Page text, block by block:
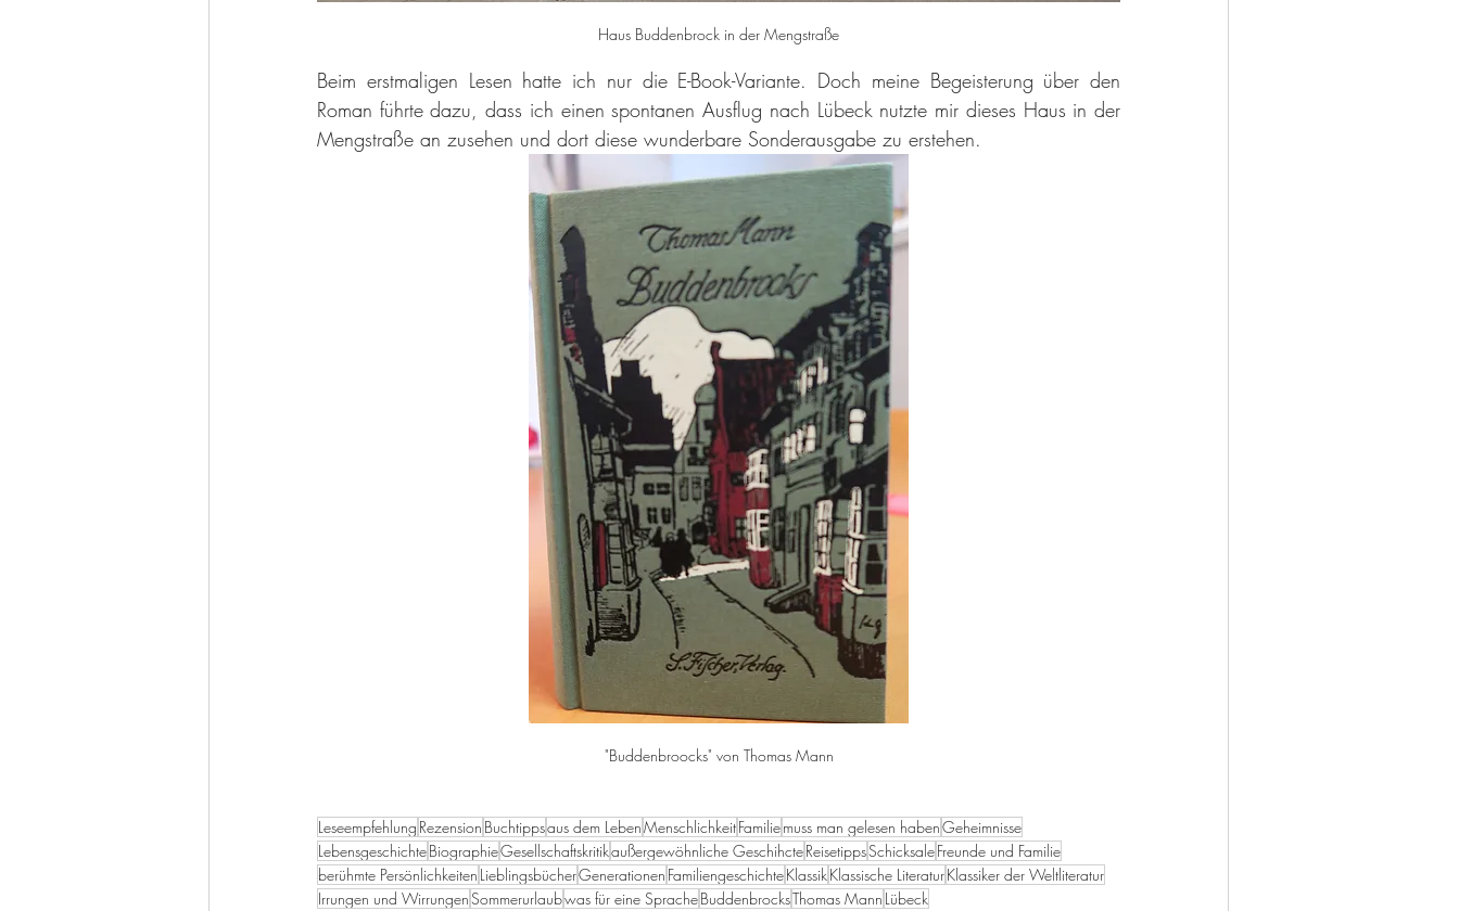
Haus Buddenbrock in der Mengstraße
Beim erstmaligen Lesen hatte ich nur die E-Book-Variante. Doch meine Begeisterung über den
Roman führte dazu, dass ich einen spontanen Ausflug nach Lübeck nutzte mir dieses Haus in der
Mengstraße an zusehen und dort diese wunderbare Sonderausgabe zu erstehen.
"Buddenbroocks" von Thomas Mann
Leseempfehlung Rezension Buchtippsaus dem LebenMenschlichkeitFamiliemuss man gelesen habenGeheimnisse
LebensgeschichteBiographieGesellschaftskritikaußergewöhnliche GeschihcteReisetippsSchicksaleFreunde und Familie
berühmte Persönlichkeiten LieblingsbücherGenerationen FamiliengeschichteKlassik Klassische LiteraturKlassiker der Weltliteratur
Irrungen und WirrungenSommerurlaubwas für eine SpracheBuddenbrocksThomas Mann Lübeck